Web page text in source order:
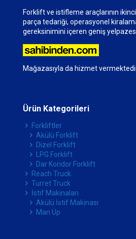
Forklift ve istifleme araçlarının
parça tedariği, operasyonel
gereksinimini içeren geniş
Mağazasıyla da hizmet
Ürün Kategorileri
Forkliftler
Akülü Forklift
Dizel Forklift
LPG Forklift
Dar Koridor Forklift
Reach Truck
Turret Truck
İstif Makinaları
Akülü İstif Makinası
Man Up